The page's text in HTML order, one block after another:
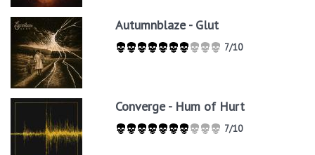
Autumnblaze - Glut
7/10
Converge - Hum of Hurt
7/10